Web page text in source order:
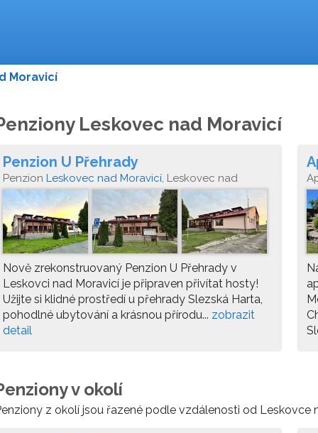
Moravicí
Leskovec nad Moravicí
Penzion U Přehrady
Penzion Leskovec nad Moravicí, Leskovec nad
Moravicí 329, 793 68
Nově zrekonstruovaný Penzion U Přehrady v
Leskovci nad Moravicí je připraven přivítat hosty!
Užijte si klidné prostředí u přehrady Slezská Harta,
pohodlné ubytování a krásnou přírodu... zobrazit
detail
v okolí
z okolí jsou řazené podle vzdálenosti od Leskovce